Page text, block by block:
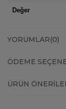
Değer
YORUMLAR(0)
ÖDEME
ÜRÜN